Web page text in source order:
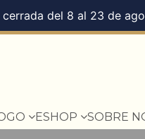
del 8 al 23 de
ESHOP SOBRE